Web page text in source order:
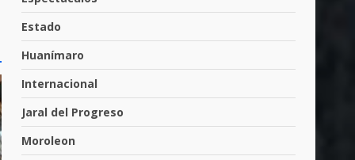
Estado
Huanímaro
Internacional
Jaral del Progreso
Moroleon
4
motociclista en Yuriria
5
Valle de Santiago despide a
José Antonio Villanueva
Cárdenas, “El Puma”